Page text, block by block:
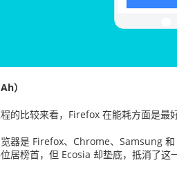
）
的比较来看，Firefox 在能耗方面是最
器是 Firefox、Chrome、Samsung
榜首，但 Ecosia 却垫底，抵消了这一